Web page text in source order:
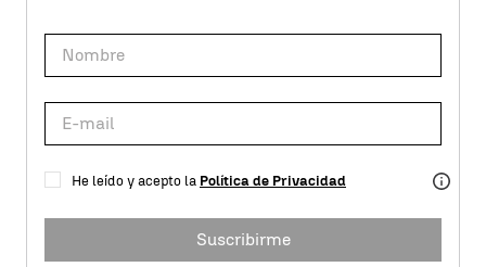
He leído y acepto la Política de Privacidad
Suscribirme